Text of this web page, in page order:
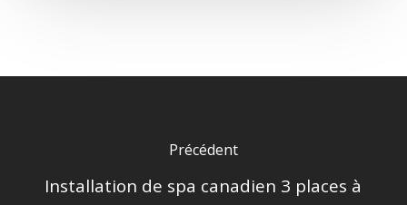
Précédent
Installation de spa canadien 3 places à